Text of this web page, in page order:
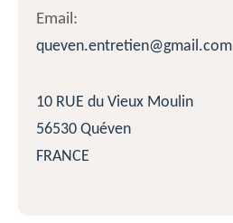
Email:
queven.entretien@gmail.com
10 RUE du Vieux Moulin
56530 Quéven
FRANCE